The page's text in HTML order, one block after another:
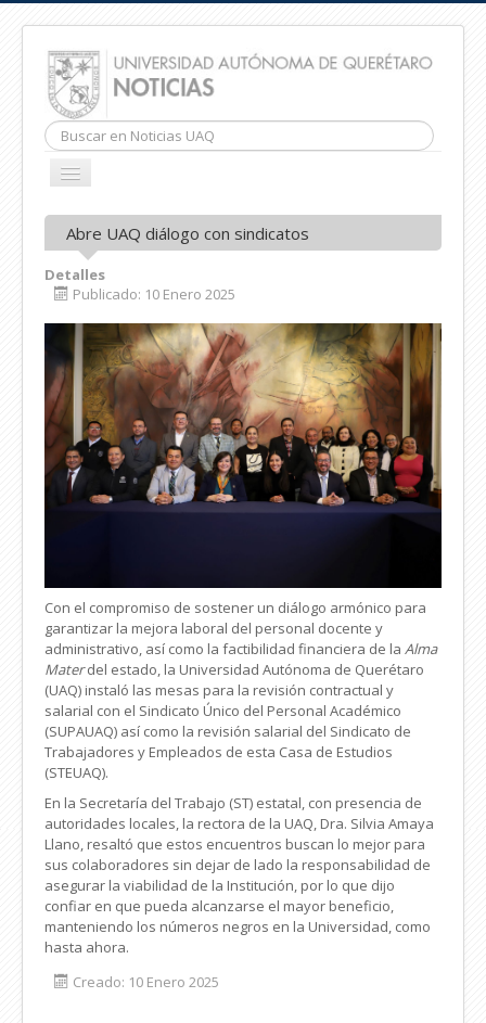
Buscar...
CAMBIAR
INICIO
Abre UAQ diálogo con sindicatos
Detalles
Publicado: 10 Enero 2025
Con el compromiso de sostener un diálogo armónico para
garantizar la mejora laboral del personal docente y
administrativo, así como la factibilidad financiera de la Alma
Materdel estado, la Universidad Autónoma de Querétaro
(UAQ) instaló las mesas para la revisión contractual y
salarial con el Sindicato Único del Personal Académico
(SUPAUAQ) así como la revisión salarial del Sindicato de
Trabajadores y Empleados de esta Casa de Estudios
(STEUAQ).
En la Secretaría del Trabajo (ST) estatal, con presencia de
autoridades locales, la rectora de la UAQ, Dra. Silvia Amaya
Llano, resaltó que estos encuentros buscan lo mejor para
sus colaboradores sin dejar de lado la responsabilidad de
asegurar la viabilidad de la Institución, por lo que dijo
confiar en que pueda alcanzarse el mayor beneficio,
manteniendo los números negros en la Universidad, como
hasta ahora.
Creado: 10 Enero 2025